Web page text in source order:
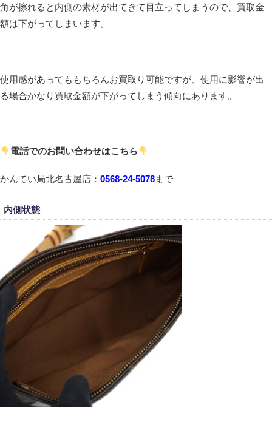
角が擦れると内側の素材が出てきて目立ってしまうので、買取金
額は下がってしまいます。
使用感があってももちろんお買取り可能ですが、使用に影響が出
る場合かなり買取金額が下がってしまう傾向にあります。
電話でのお問い合わせはこちら
かんてい局北名古屋店： 0568-24-5078まで
内側状態